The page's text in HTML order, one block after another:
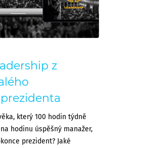
z
který 100 hodin týdně
hodinu úspěšný manažer,
prezident? Jaké